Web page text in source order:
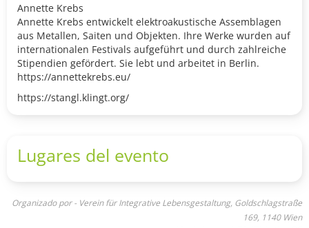
Annette Krebs
Annette Krebs entwickelt elektroakustische Assemblagen
aus Metallen, Saiten und Objekten. Ihre Werke wurden auf
internationalen Festivals aufgeführt und durch zahlreiche
Stipendien gefördert. Sie lebt und arbeitet in Berlin.
https://annettekrebs.eu/
https://stangl.klingt.org/
Lugares del evento
Organizado por - Verein für Integrative Lebensgestaltung, Goldschlagstraße
169, 1140 Wien